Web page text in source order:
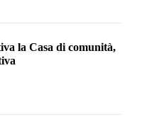
la Casa di comunità,